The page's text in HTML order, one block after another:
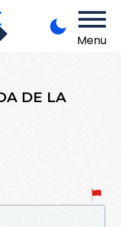
Menu
DE LA